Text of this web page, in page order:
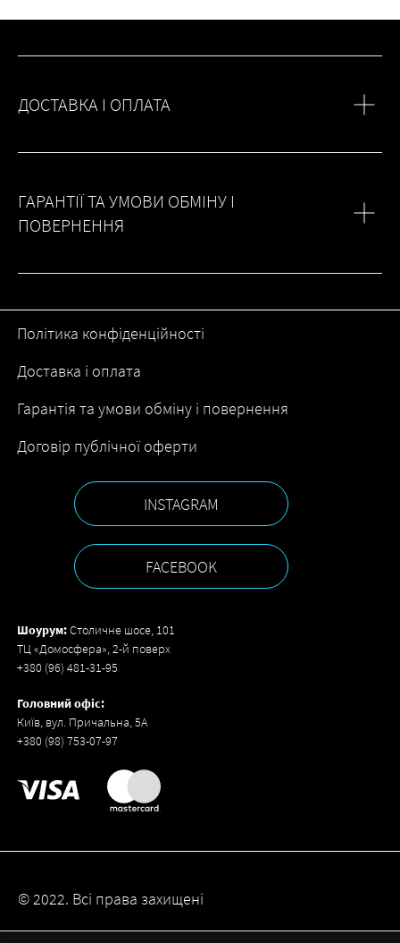
ДОСТАВКА І ОПЛАТА
ГАРАНТІЇ ТА УМОВИ ОБМІНУ І
ПОВЕРНЕННЯ
Доставка і оплата
Головний офіс:
Київ, вул. Причальна, 5А
+380 (98) 753-07-97
Політика конфіденційності
Договір публічної оферти
Гарантія та умови обміну і повернення
FACEBOOK
INSTAGRAM
Шоурум:Столичне шосе, 101
ТЦ «Домосфера», 2-й поверх
+380 (96) 481-31-95
© 2022. Всі права захищені